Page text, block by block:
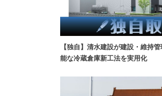
【独自】清水建設が建設・維持
能な冷蔵倉庫新工法を実用化